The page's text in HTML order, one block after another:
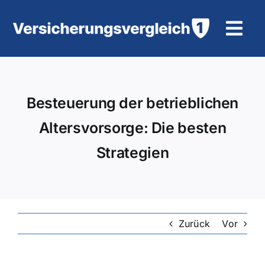
Inhalt
KFZ-Versicherung
Besteuerung der betrieblichen
Altersvorsorge: Die besten
Strategien
Zurück Vor